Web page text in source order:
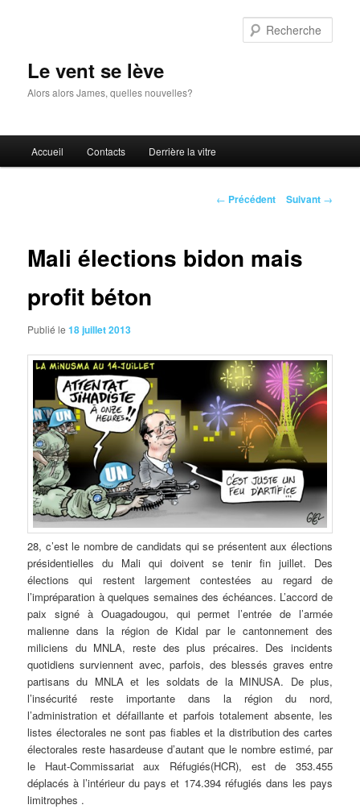
Le vent se lève
Alors alors James, quelles nouvelles?
principal
Accueil Contacts Derrière la vitre
Navigation
← Précédent Suivant →
Mali élections bidon mais
profit béton
Publié le18 juillet 2013
28, c’est le nombre de candidats qui se présentent aux élections
présidentielles du Mali qui doivent se tenir fin juillet. Des
élections qui restent largement contestées au regard de
l’impréparation à quelques semaines des échéances. L’accord de
paix signé à Ouagadougou, qui permet l’entrée de l’armée
malienne dans la région de Kidal par le cantonnement des
miliciens du MNLA, reste des plus précaires. Des incidents
quotidiens surviennent avec, parfois, des blessés graves entre
partisans du MNLA et les soldats de la MINUSA. De plus,
l’insécurité reste importante dans la région du nord,
l’administration et défaillante et parfois totalement absente, les
listes électorales ne sont pas fiables et la distribution des cartes
électorales reste hasardeuse d’autant que le nombre estimé, par
le Haut-Commissariat aux Réfugiés(HCR), est de 353.455
déplacés à l’intérieur du pays et 174.394 réfugiés dans les pays
limitrophes .